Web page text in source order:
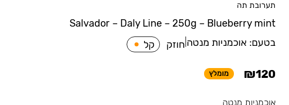
תערובת תה
Salvador – Daly Line – 250g – Blueberry mint
בטעם: אוכמניות מנטה חוזק קל
₪120 מומלץ
אוכמניות מנטה